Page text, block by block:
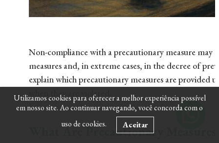
Non-compliance with a precautionary measure
measures and, in extreme cases, in the decree of
explain which precautionary measures are provided
when they are violated.
What Are Precautionary
Utilizamos cookies para oferecer a melhor experiência possível
em nosso site. Ao continuar navegando, você concorda com o
uso de cookies.
Aceitar